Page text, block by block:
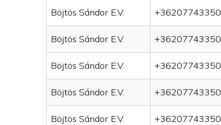
Böjtös Sándor E.V. +36207743350
Böjtös Sándor E.V. +36207743350
Böjtös Sándor E.V. +36207743350
Böjtös Sándor E.V. +36207743350
Böjtös Sándor E.V. +36207743350